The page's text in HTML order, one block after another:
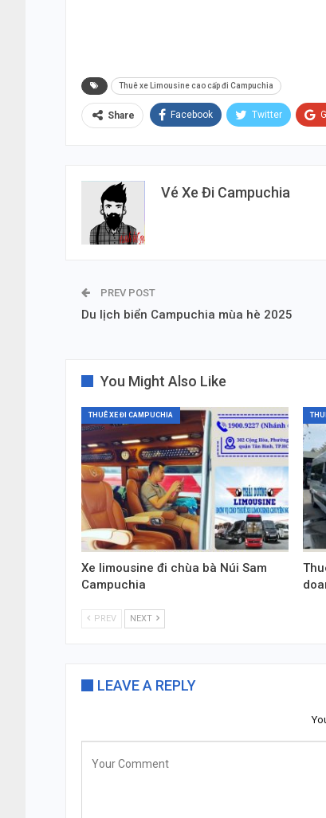
Thuê xe Limousine cao cấp đi Campuchia
Share Facebook Twitter
Vé Xe Đi Campuchia
PREV POST
Du lịch biển Campuchia mùa hè 2025
You Might Also Like
THUÊ XE ĐI CAMPUCHIA
Xe limousine đi chùa bà Núi Sam
Campuchia
PREV NEXT
LEAVE A REPLY